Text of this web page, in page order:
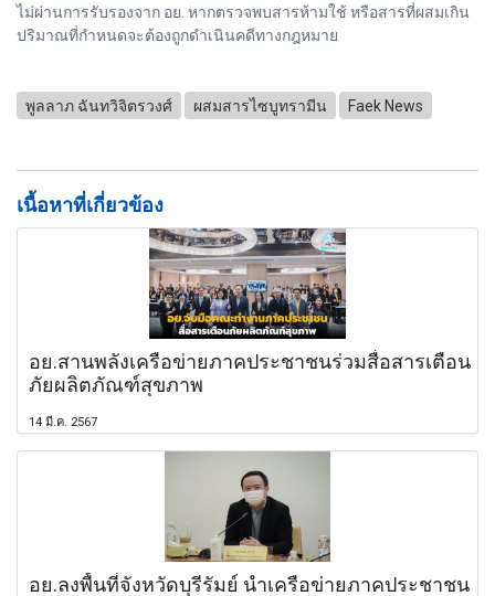
ไม่ผ่านการรับรองจาก อย. หากตรวจพบสารห้ามใช้ หรือสารที่ผสมเกิน
ปริมาณที่กำหนดจะต้องถูกดำเนินคดีทางกฎหมาย
พูลลาภ ฉันทวิจิตรวงศ์ ผสมสารไซบูทรามีน Faek News
เนื้อหาที่เกี่ยวข้อง
อย.สานพลังเครือข่ายภาคประชาชนร่วมสื่อสารเตือน
ภัยผลิตภัณฑ์สุขภาพ
14 มี.ค. 2567
อย.ลงพื้นที่จังหวัดบุรีรัมย์ นำเครือข่ายภาคประชาชน